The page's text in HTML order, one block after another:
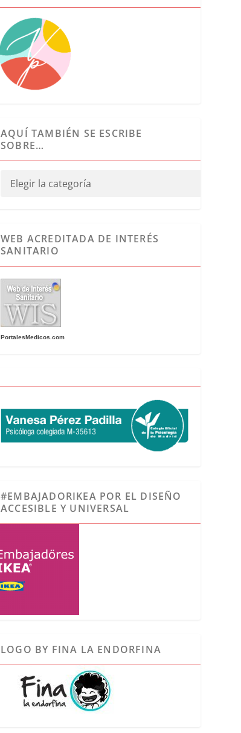
AQUÍ TAMBIÉN SE ESCRIBE
SOBRE…
WEB ACREDITADA DE INTERÉS
SANITARIO
PortalesMedicos.com
#EMBAJADORIKEA POR EL DISEÑO
ACCESIBLE Y UNIVERSAL
LOGO BY FINA LA ENDORFINA